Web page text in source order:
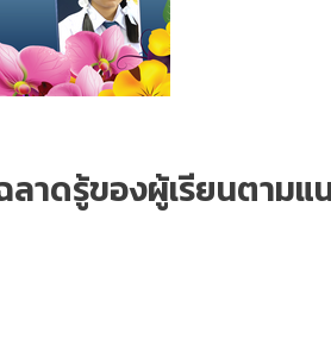
าดรู้ของผู้เรียนตามแ